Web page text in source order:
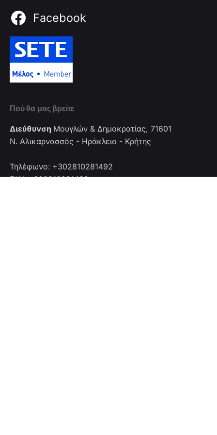
Facebook
Πού θα μας βρείτε
Διεύθυνση Μουγλών & Δημοκρατίας, 71601
Ν. Αλικαρνασσός - Ηράκλειο - Κρήτης
Τηλέφωνο: +302810281492
FAX: +302810281492